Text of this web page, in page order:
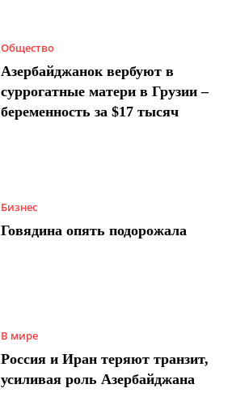
Общество
Азербайджанок вербуют в
суррогатные матери в Грузии –
беременность за $17 тысяч
Бизнес
Говядина опять подорожала
В мире
Россия и Иран теряют транзит,
усиливая роль Азербайджана